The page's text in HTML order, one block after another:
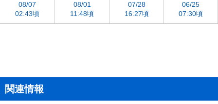
08/07
02:43頃
08/01
11:48頃
07/28
16:27頃
06/25
07:30頃
関連情報